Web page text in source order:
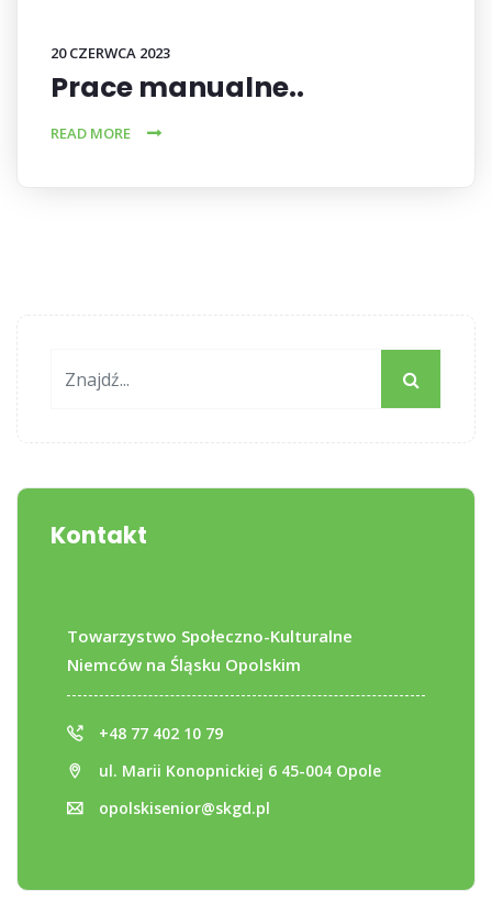
20 CZERWCA 2023
Prace manualne..
READ MORE
Kontakt
Towarzystwo Społeczno-Kulturalne
Niemców na Śląsku Opolskim
+48 77 402 10 79
ul. Marii Konopnickiej 6 45-004 Opole
opolskisenior@skgd.pl